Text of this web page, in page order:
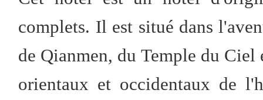
complets. Il est situé dans
de Qianmen, du Temple du
orientaux et occidentaux de